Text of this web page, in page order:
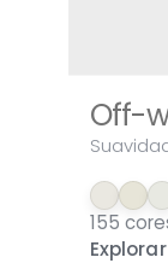
Off-
155